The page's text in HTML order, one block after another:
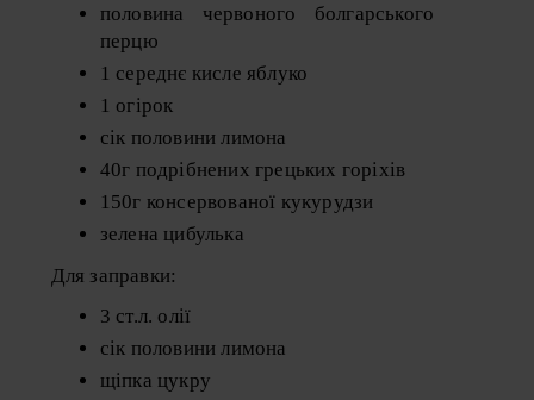
половина червоного болгарського
перцю
1 середнє кисле яблуко
1 огірок
сік половини лимона
40г подрібнених грецьких горіхів
150г консервованої кукурудзи
зелена цибулька
Для заправки:
3 ст.л. олії
сік половини лимона
щіпка цукру